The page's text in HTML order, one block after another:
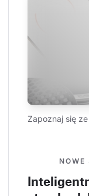
Zapoznaj się
NOWE